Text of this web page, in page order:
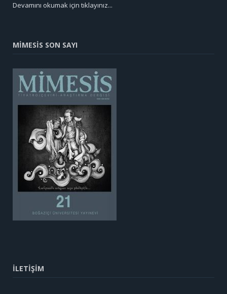
Devamını okumak için tıklayınız...
MİMESİS SON SAYI
İLETİŞİM